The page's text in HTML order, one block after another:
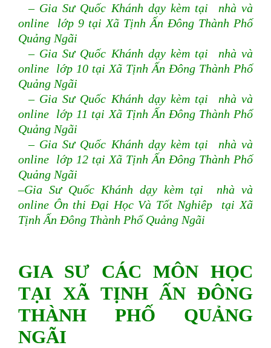
– Gia Sư Quốc Khánh dạy kèm tại nhà và
online lớp 9 tại Xã Tịnh Ấn Đông Thành Phố
Quảng Ngãi
– Gia Sư Quốc Khánh dạy kèm tại nhà và
online lớp 10 tại Xã Tịnh Ấn Đông Thành Phố
Quảng Ngãi
– Gia Sư Quốc Khánh dạy kèm tại nhà và
online lớp 11 tại Xã Tịnh Ấn Đông Thành Phố
Quảng Ngãi
– Gia Sư Quốc Khánh dạy kèm tại nhà và
online lớp 12 tại Xã Tịnh Ấn Đông Thành Phố
Quảng Ngãi
–Gia Sư Quốc Khánh dạy kèm tại nhà và
online Ôn thi Đại Học Và Tốt Nghiêp tại Xã
Tịnh Ấn Đông Thành Phố Quảng Ngãi
GIA SƯ CÁC MÔN HỌC
TẠI XÃ TỊNH ẤN ĐÔNG
THÀNH PHỐ QUẢNG
NGÃI